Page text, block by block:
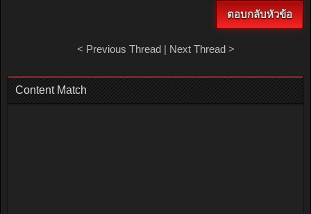
ตอบกลับหัวข้อ
< Previous Thread| Next Thread>
Content Match